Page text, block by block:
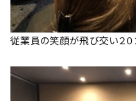
従業員の笑顔が飛び交い２０